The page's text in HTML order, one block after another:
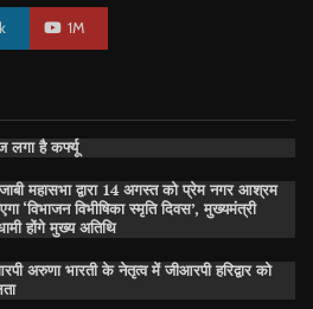
1M
लगा है कर्फ्यू
महासभा द्वारा 14 अगस्त को प्रेम नगर आश्रम
‘विभाजन विभीषिका स्मृति दिवस’, मुख्यमंत्री
होंगे मुख्य अतिथि
अरुणा भारती के नेतृत्व में जीआरपी हरिद्वार को